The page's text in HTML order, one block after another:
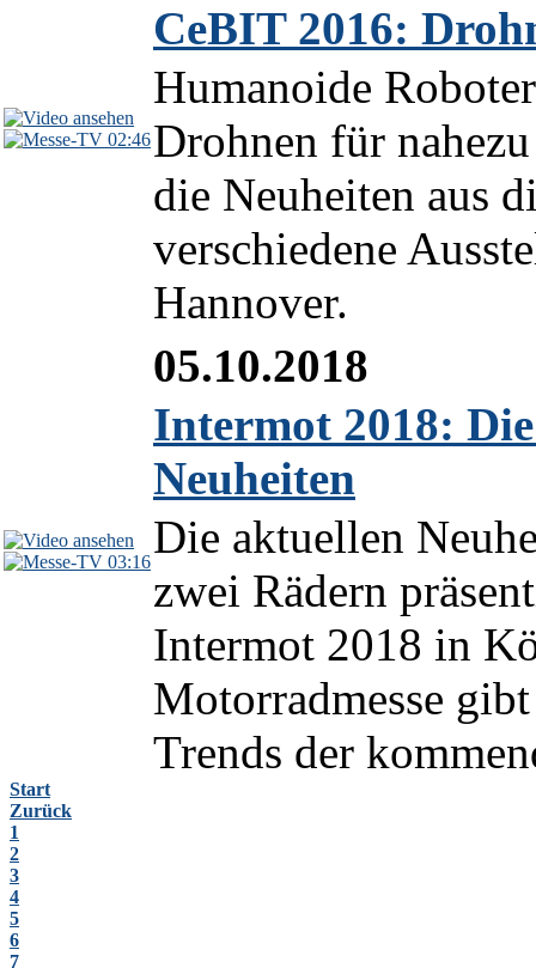
02:46
CeBIT 2016:
Humanoide
Drohnen für
die Neuheiten aus
verschiedene
Hannover.
03:16
05.10.2018
Intermot 2018:
Neuheiten
Die aktuellen
zwei Rädern
Intermot 2018 in
Motorradmesse
Trends der
Start
Zurück
1
2
3
4
5
6
7